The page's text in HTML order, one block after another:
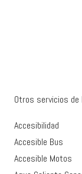
Otros servicios de
Accesibilidad
Accesible Bus
Accesible Motos